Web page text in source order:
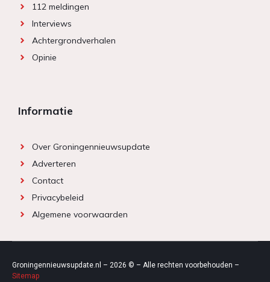
112 meldingen
Interviews
Achtergrondverhalen
Opinie
Informatie
Over Groningennieuwsupdate
Adverteren
Contact
Privacybeleid
Algemene voorwaarden
Groningennieuwsupdate.nl – 2026 © – Alle rechten voorbehouden –
Sitemap